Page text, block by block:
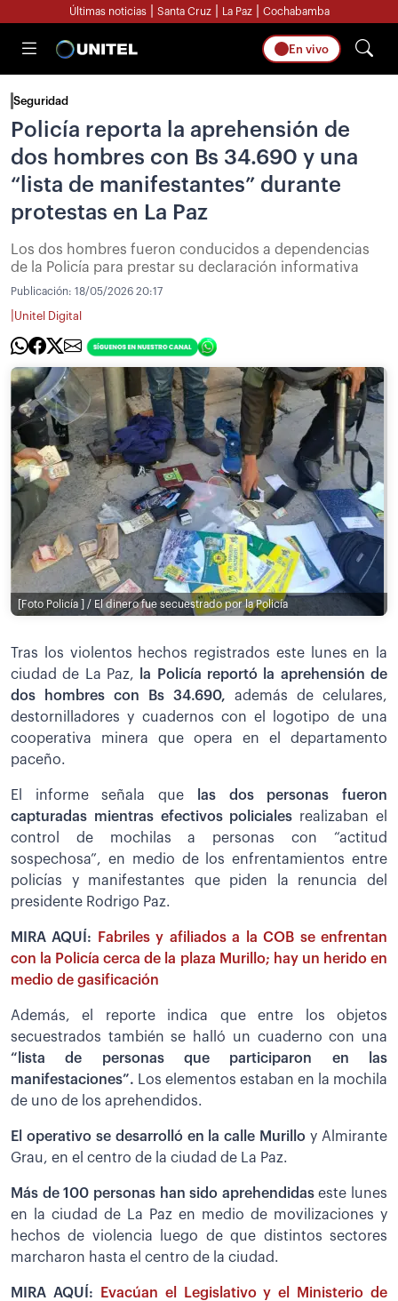
Últimas noticias Santa Cruz La Paz Cochabamba
En vivo
Seguridad
Policía reporta la aprehensión de
dos hombres con Bs 34.690 y una
“lista de manifestantes” durante
protestas en La Paz
Los dos hombres fueron conducidos a dependencias
de la Policía para prestar su declaración informativa
Publicación: 18/05/2026 20:17
Unitel Digital
[Foto Policía ] / El dinero fue secuestrado por la Policía
Tras los violentos hechos registrados este lunes en la
ciudad de La Paz, la Policía reportó la aprehensión de
dos hombres con Bs 34.690, además de celulares,
destornilladores y cuadernos con el logotipo de una
cooperativa minera que opera en el departamento
paceño.
El informe señala que
las dos personas fueron
capturadas mientras efectivos policiales realizaban el
control de mochilas a personas con “actitud
sospechosa”, en medio de los enfrentamientos entre
policías y manifestantes que piden la renuncia del
presidente Rodrigo Paz.
MIRA AQUÍ:
Fabriles y afiliados a la COB se enfrentan
con la Policía cerca de la plaza Murillo; hay un herido en
medio de gasificación
Además, el reporte indica que entre los objetos
secuestrados también se halló un cuaderno con una
“lista de personas que participaron en las
manifestaciones”. Los elementos estaban en la mochila
de uno de los aprehendidos.
El operativo se desarrolló en la calle Murillo y Almirante
Grau, en el centro de la ciudad de La Paz.
Más de 100 personas han sido aprehendidaseste lunes
en la ciudad de La Paz en medio de movilizaciones y
hechos de violencia luego de que distintos sectores
marcharon hasta el centro de la ciudad.
MIRA AQUÍ:
Evacúan el Legislativo y el Ministerio de